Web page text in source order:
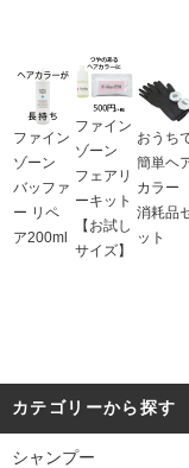
ファイン
ゾーン
バッファ
ー リペ
ア200ml
ファイン
ゾーン
フェアリ
ーキット
【お試し
サイズ】
おうち
簡単ヘ
カラー
消耗品
ット
カテゴリーから探す
シャンプー